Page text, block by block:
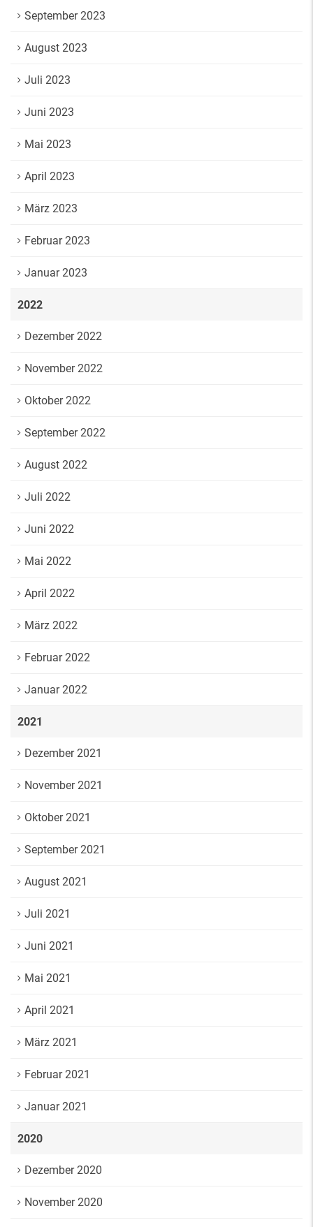
September 2023
August 2023
Juli 2023
Juni 2023
Mai 2023
April 2023
März 2023
Februar 2023
Januar 2023
2022
Dezember 2022
November 2022
Oktober 2022
September 2022
August 2022
Juli 2022
Juni 2022
Mai 2022
April 2022
März 2022
Februar 2022
Januar 2022
2021
Dezember 2021
November 2021
Oktober 2021
September 2021
August 2021
Juli 2021
Juni 2021
Mai 2021
April 2021
März 2021
Februar 2021
Januar 2021
2020
Dezember 2020
November 2020